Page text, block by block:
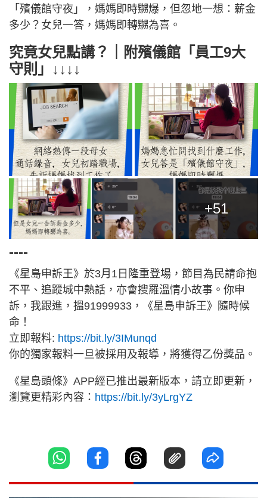
「殯儀館守夜」，媽媽即時嬲爆，但忽地一想：薪金
多少？女兒一答，媽媽即轉嬲為喜。
究竟女兒點講？｜附殯儀館「員工9大
守則」↓↓↓↓
+51
----
《星島申訴王》於3月1日隆重登場，節目為民請命抱
不平、追蹤城中熱話，亦會搜羅溫情小故事。你申
訴，我跟進，搵91999933，《星島申訴王》隨時候
命！
立即報料: https://bit.ly/3IMunqd
你的獨家報料一旦被採用及報導，將獲得乙份獎品。
《星島頭條》APP經已推出最新版本，請立即更新，
瀏覽更精彩內容： https://bit.ly/3yLrgYZ